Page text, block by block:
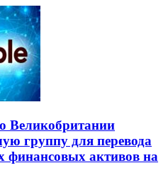
Великобритании
группу для перевода
финансовых активов на